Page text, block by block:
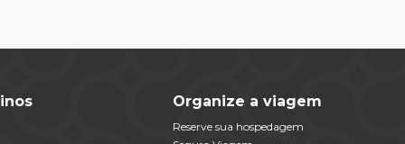
Organize a viagem
Reserve sua hospedagem